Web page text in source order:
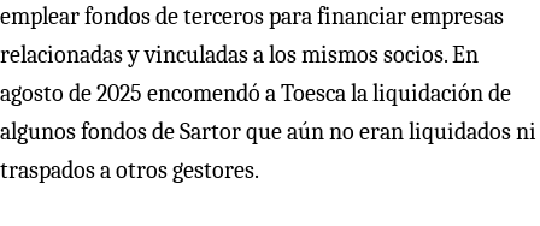
emplear fondos de terceros para financiar empresas
relacionadas y vinculadas a los mismos socios. En
agosto de 2025 encomendó a Toesca la liquidación de
algunos fondos de Sartor que aún no eran liquidados ni
traspados a otros gestores.